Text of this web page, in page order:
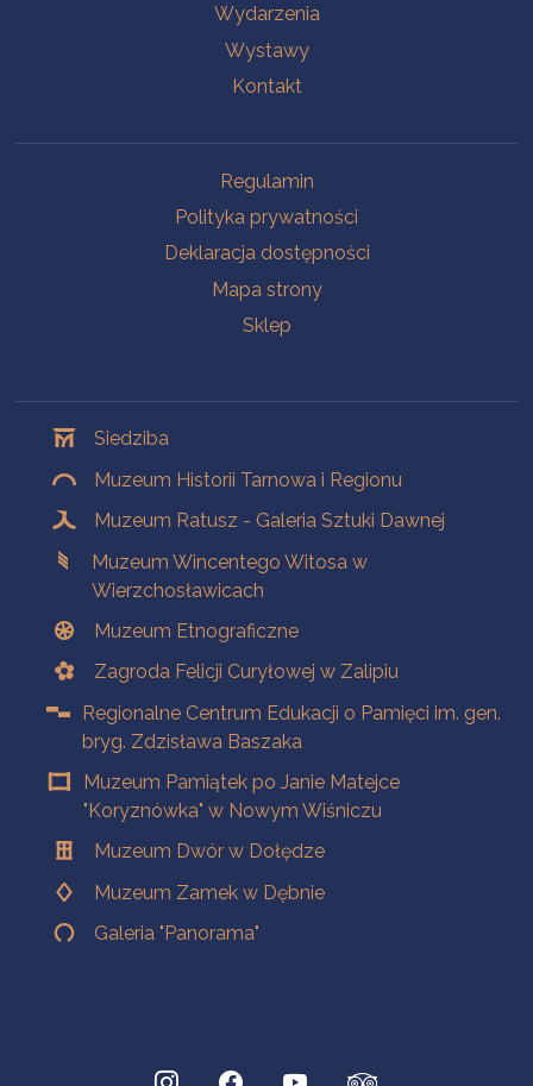
Wydarzenia
Wystawy
Kontakt
Regulamin
Polityka prywatności
Deklaracja dostępności
Mapa strony
Sklep
Siedziba
Muzeum Historii Tarnowa i Regionu
Muzeum Ratusz - Galeria Sztuki Dawnej
Muzeum Wincentego Witosa w
Wierzchosławicach
Muzeum Etnograficzne
Zagroda Felicji Curyłowej w Zalipiu
Regionalne Centrum Edukacji o Pamięci im. gen.
bryg. Zdzisława Baszaka
Muzeum Pamiątek po Janie Matejce
"Koryznówka" w Nowym Wiśniczu
Muzeum Dwór w Dołędze
Muzeum Zamek w Dębnie
Galeria "Panorama"